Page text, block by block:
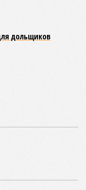
и ОАО «РЖД»
российская
республики до
такой
выступил
И,
менеджер, ЮКЖД
исполняют
концессионного
Армении
освободив
и
не
железной